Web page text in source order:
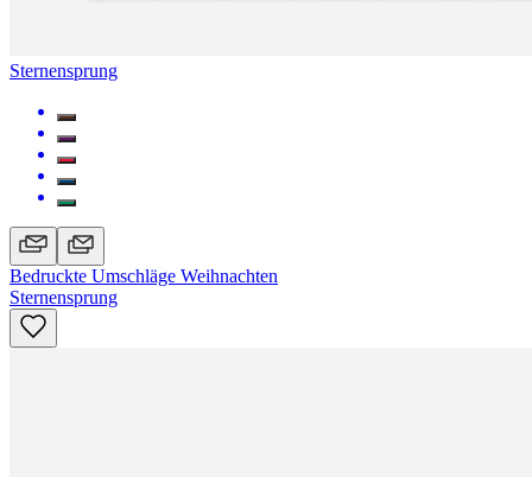
Sternensprung
Bedruckte Umschläge Weihnachten
Sternensprung